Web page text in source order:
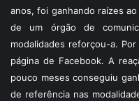
anos, foi ganhando raízes
de um órgão de
modalidades reforçou-a.
página de Facebook. A
pouco meses conseguiu
de referência nas